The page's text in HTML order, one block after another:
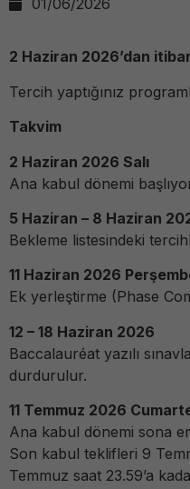
01/06/2026
2 Haziran 2026’dan
Tercih yaptığınız
Takvim
2 Haziran 2026 Salı
Ana kabul dönemi
5 Haziran – 8 Haziran
Bekleme listesindeki
11 Haziran 2026
Ek yerleştirme (Phase
12 – 18 Haziran 2026
Baccalauréat yazılı
durdurulur.
11 Temmuz 2026
Ana kabul dönemi sona
Son kabul teklifleri 9
Temmuz saat 23.59’a